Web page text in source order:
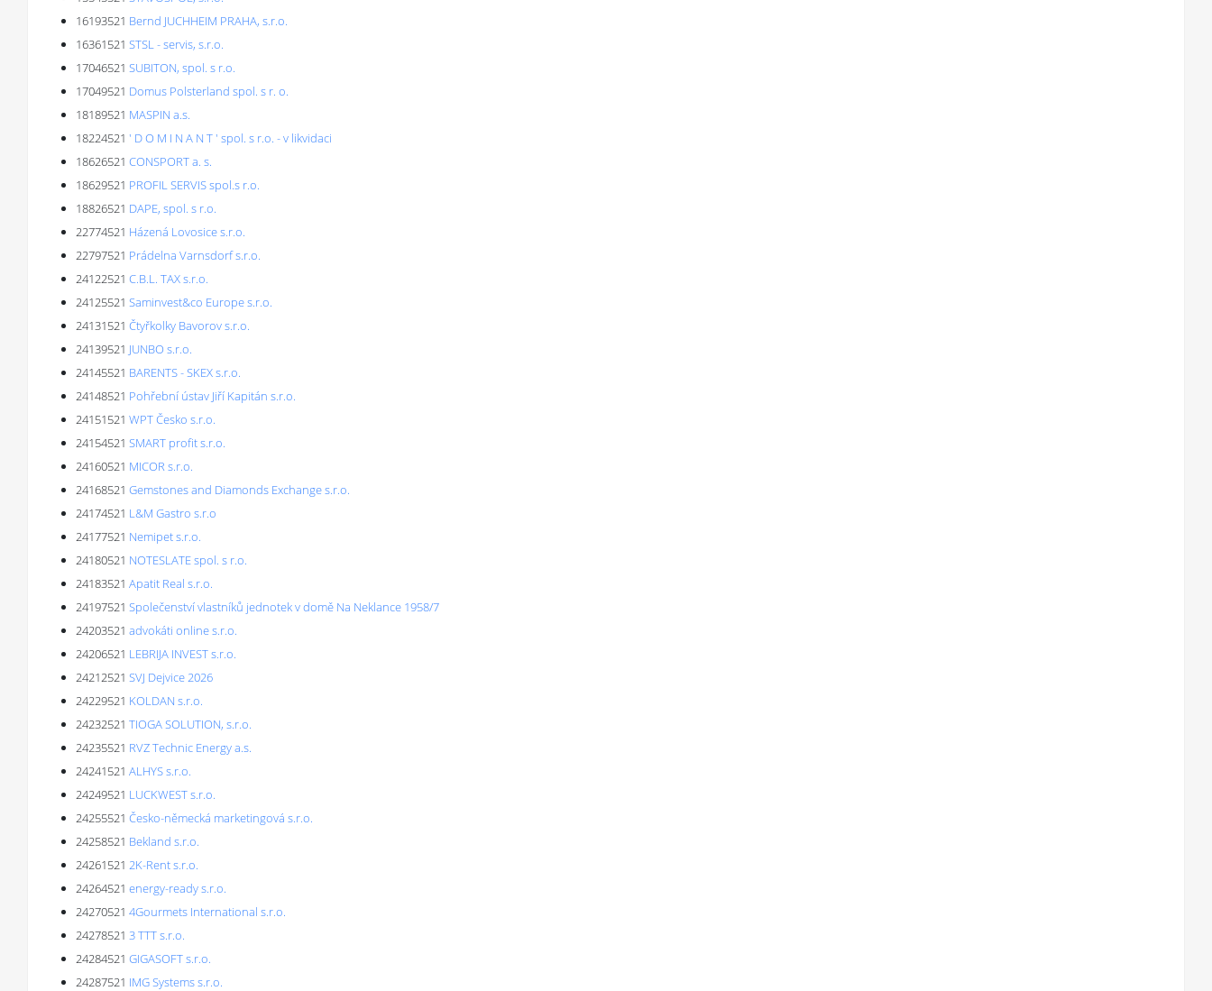
16193521 Bernd JUCHHEIM PRAHA, s.r.o.
16361521 STSL - servis, s.r.o.
17046521 SUBITON, spol. s r.o.
17049521 Domus Polsterland spol. s r. o.
18189521 MASPIN a.s.
18224521 ' D O M I N A N T ' spol. s r.o. - v likvidaci
18626521 CONSPORT a. s.
18629521 PROFIL SERVIS spol.s r.o.
18826521 DAPE, spol. s r.o.
22774521 Házená Lovosice s.r.o.
22797521 Prádelna Varnsdorf s.r.o.
24122521 C.B.L. TAX s.r.o.
24125521 Saminvest&co Europe s.r.o.
24131521 Čtyřkolky Bavorov s.r.o.
24139521 JUNBO s.r.o.
24145521 BARENTS - SKEX s.r.o.
24148521 Pohřební ústav Jiří Kapitán s.r.o.
24151521 WPT Česko s.r.o.
24154521 SMART profit s.r.o.
24160521 MICOR s.r.o.
24168521 Gemstones and Diamonds Exchange s.r.o.
24174521 L&M Gastro s.r.o
24177521 Nemipet s.r.o.
24180521 NOTESLATE spol. s r.o.
24183521 Apatit Real s.r.o.
24197521 Společenství vlastníků jednotek v domě Na Neklance 1958/7
24203521 advokáti online s.r.o.
24206521 LEBRIJA INVEST s.r.o.
24212521 SVJ Dejvice 2026
24229521 KOLDAN s.r.o.
24232521 TIOGA SOLUTION, s.r.o.
24235521 RVZ Technic Energy a.s.
24241521 ALHYS s.r.o.
24249521 LUCKWEST s.r.o.
24255521 Česko-německá marketingová s.r.o.
24258521 Bekland s.r.o.
24261521 2K-Rent s.r.o.
24264521 energy-ready s.r.o.
24270521 4Gourmets International s.r.o.
24278521 3 TTT s.r.o.
24284521 GIGASOFT s.r.o.
24287521 IMG Systems s.r.o.